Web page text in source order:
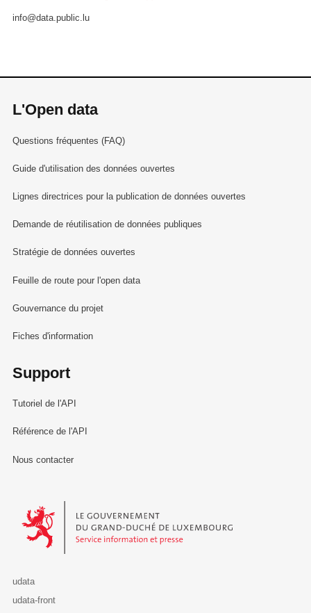
info@data.public.lu
L'Open data
Questions fréquentes (FAQ)
Guide d'utilisation des données ouvertes
Lignes directrices pour la publication de données ouvertes
Demande de réutilisation de données publiques
Stratégie de données ouvertes
Feuille de route pour l'open data
Gouvernance du projet
Fiches d'information
Support
Tutoriel de l'API
Référence de l'API
Nous contacter
Le Gouvernement du Grand-Duché de Luxembourg - Service
udata
udata-front